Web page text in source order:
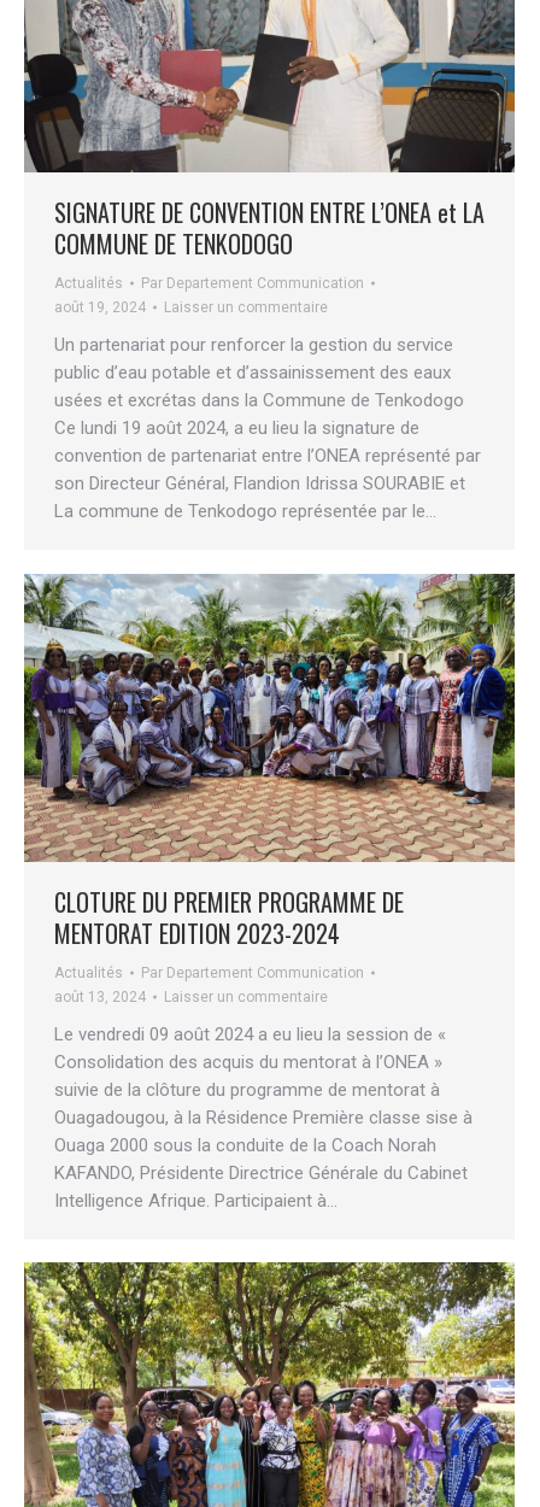
SIGNATURE DE CONVENTION ENTRE L’ONEA et LA
COMMUNE DE TENKODOGO
Actualités Par Departement Communication
août 19, 2024
Laisser un commentaire
Un partenariat pour renforcer la gestion du service
public d’eau potable et d’assainissement des eaux
usées et excrétas dans la Commune de Tenkodogo
Ce lundi 19 août 2024, a eu lieu la signature de
convention de partenariat entre l’ONEA représenté par
son Directeur Général, Flandion Idrissa SOURABIE et
La commune de Tenkodogo représentée par le…
CLOTURE DU PREMIER PROGRAMME DE
MENTORAT EDITION 2023-2024
Actualités Par Departement Communication
août 13, 2024
Laisser un commentaire
Le vendredi 09 août 2024 a eu lieu la session de «
Consolidation des acquis du mentorat à l’ONEA »
suivie de la clôture du programme de mentorat à
Ouagadougou, à la Résidence Première classe sise à
Ouaga 2000 sous la conduite de la Coach Norah
KAFANDO, Présidente Directrice Générale du Cabinet
Intelligence Afrique. Participaient à…